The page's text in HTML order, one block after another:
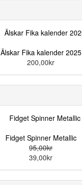
Älskar Fika kalender 2025
200,00kr
Fidget Spinner Metallic
95,00kr
39,00kr